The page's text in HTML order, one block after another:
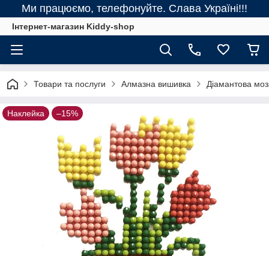
Ми працюємо, телефонуйте. Слава Україні!!!
Інтернет-магазин Kiddy-shop
Товари та послуги Алмазна вишивка Діамантова
Наклейка –15%